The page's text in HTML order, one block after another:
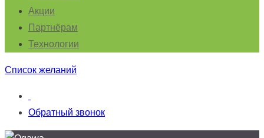
Акции
Партнёрам
Технологии
Список желаний
Обратный звонок